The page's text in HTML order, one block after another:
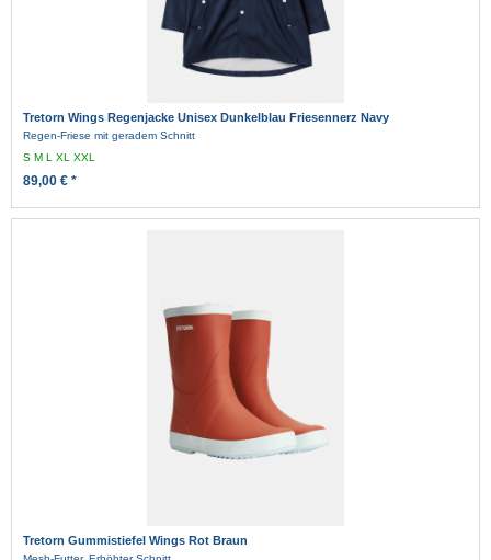
Tretorn Wings Regenjacke Unisex Dunkelblau Friesennerz Navy
Regen-Friese mit geradem Schnitt
SMLXLXXL
89,00 € *
Tretorn Gummistiefel Wings Rot Braun